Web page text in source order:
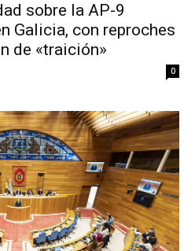
sobre la AP-9
Galicia, con reproches
de «traición»
0